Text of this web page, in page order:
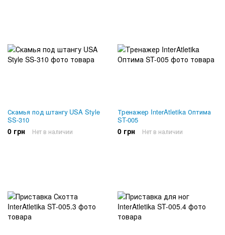
Скамья под штангу USA Style
SS-310
0 грн Нет в наличии
Тренажер InterAtletika Оптима
ST-005
0 грн Нет в наличии